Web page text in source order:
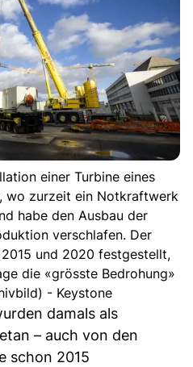
einer Turbine eines
wo zurzeit ein Notkraftwerk
habe den Ausbau der
verschlafen. Der
und 2020 festgestellt,
die «grösste Bedrohung»
- Keystone
damals als
– auch von den
schon 2015